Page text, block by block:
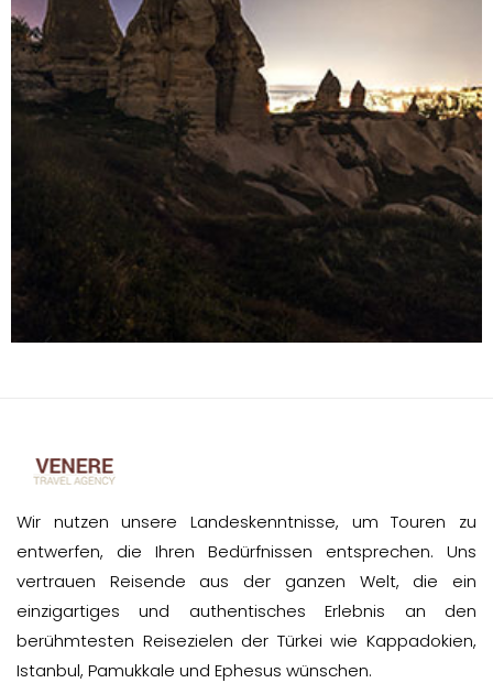
Wir nutzen unsere Landeskenntnisse, um Touren zu
entwerfen, die Ihren Bedürfnissen entsprechen. Uns
vertrauen Reisende aus der ganzen Welt, die ein
einzigartiges und authentisches Erlebnis an den
berühmtesten Reisezielen der Türkei wie Kappadokien,
Istanbul, Pamukkale und Ephesus wünschen.